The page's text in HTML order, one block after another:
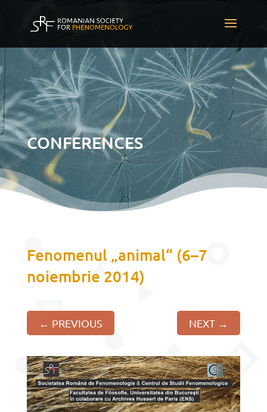
CONFERENCES
Fenomenul „animal“ (6–7
noiembrie 2014)
← PREVIOUS NEXT →